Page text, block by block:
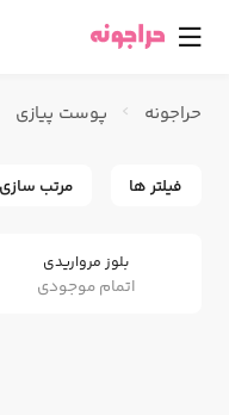
☰
حراجونه پوست پیازی
فیلتر ها مرتب سازی
بلوز مرواریدی
اتمام موجودی